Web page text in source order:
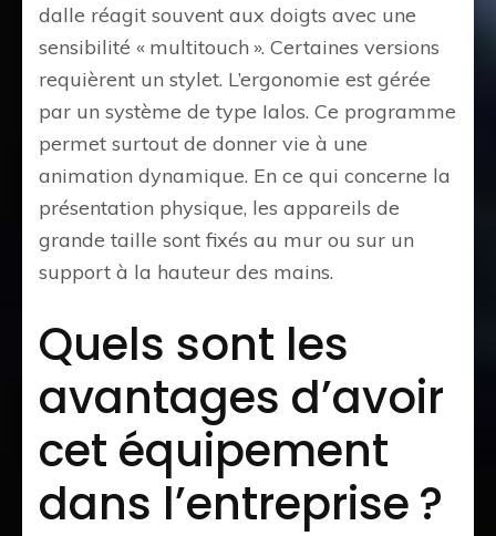
dalle réagit souvent aux doigts avec une
sensibilité « multitouch ». Certaines versions
requièrent un stylet. L’ergonomie est gérée
par un système de type Ialos. Ce programme
permet surtout de donner vie à une
animation dynamique. En ce qui concerne la
présentation physique, les appareils de
grande taille sont fixés au mur ou sur un
support à la hauteur des mains.
Quels sont les
avantages d’avoir
cet équipement
dans l’entreprise ?